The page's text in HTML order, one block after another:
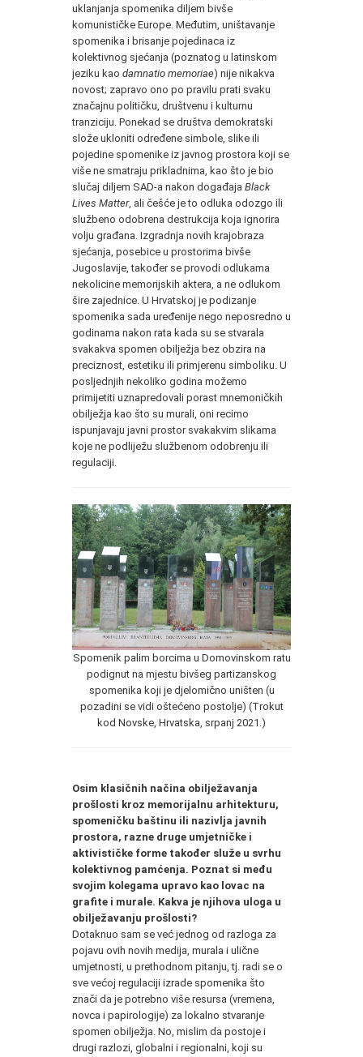
uklanjanja spomenika diljem bivše
komunističke Europe. Međutim, uništavanje
spomenika i brisanje pojedinaca iz
kolektivnog sjećanja (poznatog u latinskom
jeziku kao damnatio memoriae) nije nikakva
novost; zapravo ono po pravilu prati svaku
značajnu političku, društvenu i kulturnu
tranziciju. Ponekad se društva demokratski
slože ukloniti određene simbole, slike ili
pojedine spomenike iz javnog prostora koji se
više ne smatraju prikladnima, kao što je bio
slučaj diljem SAD-a nakon događaja Black
Lives Matter, ali češće je to odluka odozgo ili
službeno odobrena destrukcija koja ignorira
volju građana. Izgradnja novih krajobraza
sjećanja, posebice u prostorima bivše
Jugoslavije, također se provodi odlukama
nekolicine memorijskih aktera, a ne odlukom
šire zajednice. U Hrvatskoj je podizanje
spomenika sada uređenije nego neposredno u
godinama nakon rata kada su se stvarala
svakakva spomen obilježja bez obzira na
preciznost, estetiku ili primjerenu simboliku. U
posljednjih nekoliko godina možemo
primijetiti uznapredovali porast mnemoničkih
obilježja kao što su murali, oni recimo
ispunjavaju javni prostor svakakvim slikama
koje ne podliježu službenom odobrenju ili
regulaciji.
Spomenik palim borcima u Domovinskom ratu
podignut na mjestu bivšeg partizanskog
spomenika koji je djelomično uništen (u
pozadini se vidi oštećeno postolje) (Trokut
kod Novske, Hrvatska, srpanj 2021.)
Osim klasičnih načina obilježavanja
prošlosti kroz memorijalnu arhitekturu,
spomeničku baštinu ili nazivlja javnih
prostora, razne druge umjetničke i
aktivističke forme također služe u svrhu
kolektivnog pamćenja. Poznat si među
svojim kolegama upravo kao lovac na
grafite i murale. Kakva je njihova uloga u
obilježavanju prošlosti?
Dotaknuo sam se već jednog od razloga za
pojavu ovih novih medija, murala i ulične
umjetnosti, u prethodnom pitanju, tj. radi se o
sve većoj regulaciji izrade spomenika što
znači da je potrebno više resursa (vremena,
novca i papirologije) za lokalno stvaranje
spomen obilježja. No, mislim da postoje i
drugi razlozi, globalni i regionalni, koji su